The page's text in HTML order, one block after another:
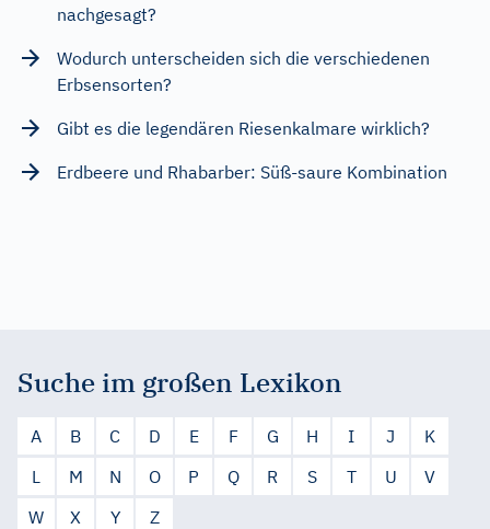
nachgesagt?
Wodurch unterscheiden sich die verschiedenen
Erbsensorten?
Gibt es die legendären Riesenkalmare wirklich?
Erdbeere und Rhabarber: Süß-saure Kombination
Suche im großen Lexikon
A B C D E F G H I J
K
L
M N O P Q R S T U
V
W
X Y Z